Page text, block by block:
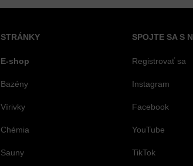
STRÁNKY
E-shop
Bazény
Vírivky
Chémia
Sauny
SPOJTE SA S
Registrovať sa
Instagram
Facebook
YouTube
TikTok